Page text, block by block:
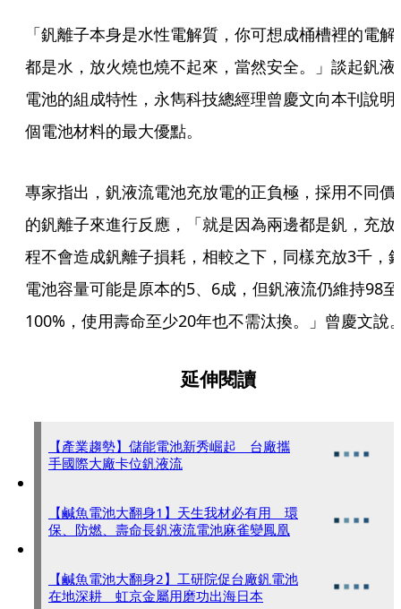
「釩離子本身是水性電解質，你可想成桶槽裡的電解
都是水，放火燒也燒不起來，當然安全。」談起釩液
電池的組成特性，永雋科技總經理曾慶文向本刊說明
個電池材料的最大優點。
專家指出，釩液流電池充放電的正負極，採用不同價
的釩離子來進行反應，「就是因為兩邊都是釩，充放
程不會造成釩離子損耗，相較之下，同樣充放3千，
電池容量可能是原本的5、6成，但釩液流仍維持98至
100%，使用壽命至少20年也不需汰換。」曾慶文說
延伸閱讀
【產業趨勢】儲能電池新秀崛起 台廠攜
手國際大廠卡位釩液流
【鹹魚電池大翻身1】天生我材必有用 環
保、防燃、壽命長釩液流電池麻雀變鳳凰
【鹹魚電池大翻身2】工研院促台廠釩電池
在地深耕 虹京金屬用磨功出海日本